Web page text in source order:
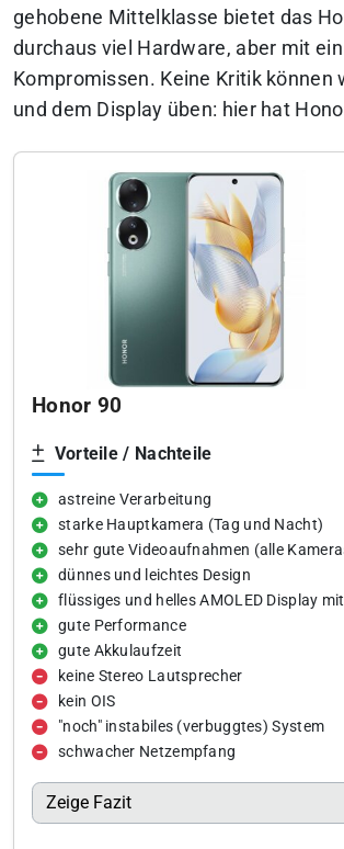
gehobene Mittelklasse bietet das
durchaus viel Hardware, aber mit
Kompromissen. Keine Kritik können
und dem Display üben: hier hat
Honor 90
Vorteile / Nachteile
astreine Verarbeitung
starke Hauptkamera (Tag und Nacht)
sehr gute Videoaufnahmen (alle
dünnes und leichtes Design
flüssiges und helles AMOLED Display
gute Performance
gute Akkulaufzeit
keine Stereo Lautsprecher
kein OIS
"noch" instabiles (verbuggtes) System
schwacher Netzempfang
Zeige Fazit